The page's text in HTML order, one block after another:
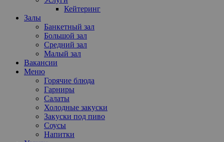
Кейтеринг
Залы
Банкетный зал
Большой зал
Средний зал
Малый зал
Вакансии
Меню
Горячие блюда
Гарниры
Салаты
Холодные закуски
Закуски под пиво
Соусы
Напитки